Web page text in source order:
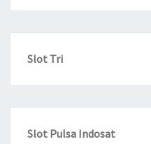
Slot Tri
Slot Pulsa Indosat